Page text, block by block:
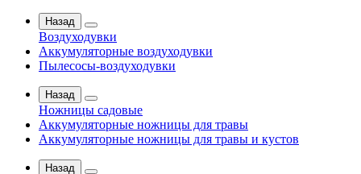
Назад
Воздуходувки
Аккумуляторные воздуходувки
Пылесосы-воздуходувки
Назад
Ножницы садовые
Аккумуляторные ножницы для травы
Аккумуляторные ножницы для травы и кустов
Назад